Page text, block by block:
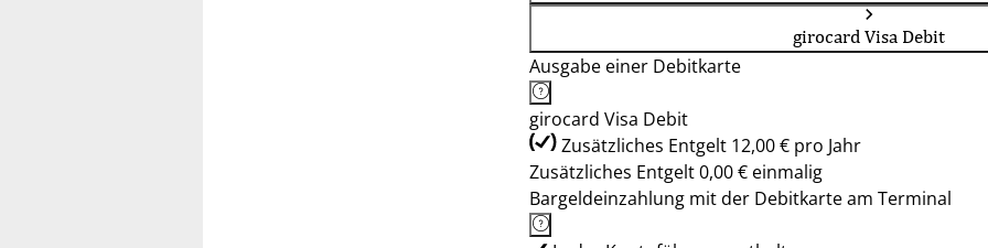
girocard Visa Debit
Ausgabe einer Debitkarte
girocard Visa Debit
Zusätzliches Entgelt 12,00 € pro Jahr
Zusätzliches Entgelt 0,00 € einmalig
Bargeldeinzahlung mit der Debitkarte am Terminal